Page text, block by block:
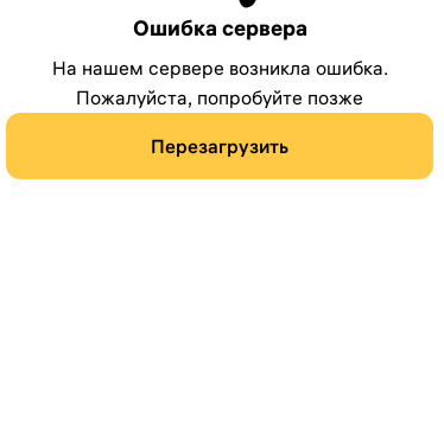
Ошибка сервера
На нашем сервере возникла ошибка.
Пожалуйста, попробуйте позже
Перезагрузить